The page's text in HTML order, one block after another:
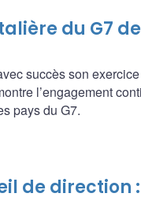
du G7
succès son
l’engagement
pays du G7.
de direction :